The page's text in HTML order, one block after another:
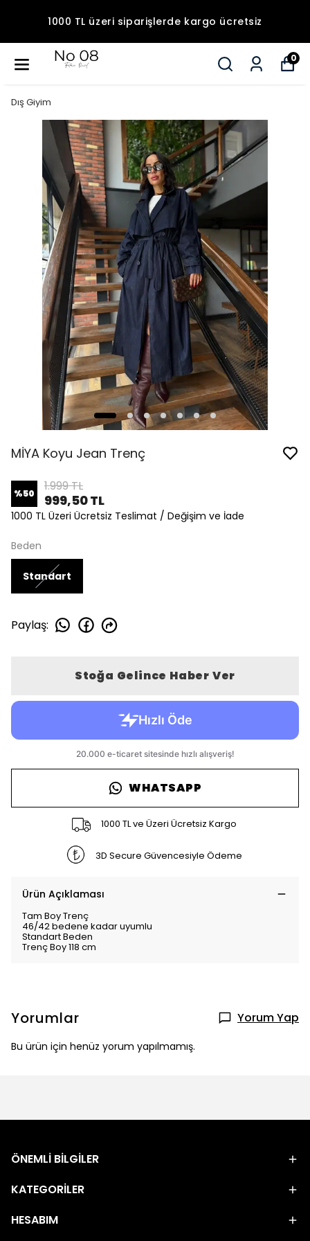
1000 TL üzeri siparişlerde kargo ücretsiz
0
Dış Giyim
MİYA Koyu Jean Trenç
%50 1.999 TL
999,50 TL
1000 TL Üzeri Ücretsiz Teslimat / Değişim ve İade
Beden
Standart
Paylaş:
Stoğa Gelince Haber Ver
WHATSAPP
1000 TL ve Üzeri Ücretsiz Kargo
3D Secure Güvencesiyle Ödeme
Ürün Açıklaması
Tam Boy Trenç
46/42 bedene kadar uyumlu
Standart Beden
Trenç Boy 118 cm
Yorumlar Yorum Yap
Bu ürün için henüz yorum yapılmamış.
ÖNEMLİ BİLGİLER
KATEGORİLER
HESABIM